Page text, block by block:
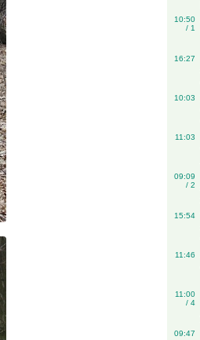
10:50
/ 1
16:27
10:03
11:03
09:09
/ 2
15:54
11:46
11:00
/ 4
09:47